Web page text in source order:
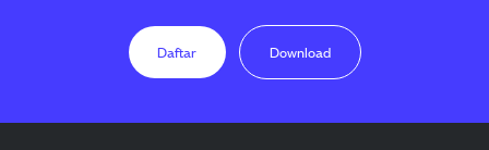
Daftar Download